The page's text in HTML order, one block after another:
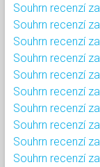
Souhrn recenzí
Souhrn recenzí
Souhrn recenzí
Souhrn recenzí
Souhrn recenzí
Souhrn recenzí
Souhrn recenzí
Souhrn recenzí
Souhrn recenzí
Souhrn recenzí